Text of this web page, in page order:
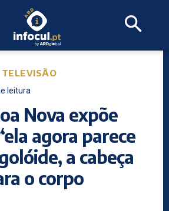
TELEVISÃO
leitura
Nova expõe
agora parece
a cabeça
o corpo